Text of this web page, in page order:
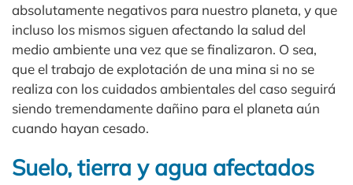
absolutamente negativos para nuestro planeta, y que
incluso los mismos siguen afectando la salud del
medio ambiente una vez que se finalizaron. O sea,
que el trabajo de explotación de una mina si no se
realiza con los cuidados ambientales del caso seguirá
siendo tremendamente dañino para el planeta aún
cuando hayan cesado.
Suelo, tierra y agua afectados